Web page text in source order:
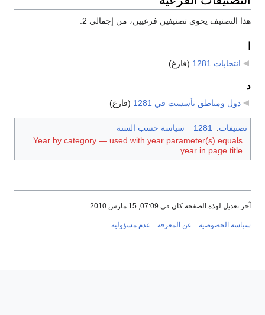
هذا التصنيف يحوي تصنيفين فرعيين، من إجمالي 2.
انتخابات 1281 (فارغ)
د
دول ومناطق تأسست في 1281 (فارغ)
تصنيفات:
1281
سياسة حسب السنة
Year by category — used with year parameter(s) equals
year in page title
آخر تعديل لهذه الصفحة كان في 07:09, 15 مارس 2010.
سياسة الخصوصية عن المعرفة عدم مسؤولية